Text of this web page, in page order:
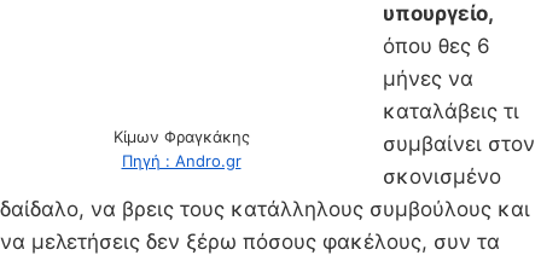
Κίμων Φραγκάκης
Πηγή : Andro.gr
υπουργείο,
όπου θες 6
μήνες να
καταλάβεις τι
συμβαίνει στον
σκονισμένο
δαίδαλο, να βρεις τους κατάλληλους συμβούλους και
να μελετήσεις δεν ξέρω πόσους φακέλους, συν τα